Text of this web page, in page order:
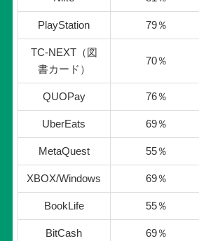
PlayStation 79％
TC-NEXT（図
書カード）
70％
QUOPay 76％
UberEats 69％
MetaQuest 55％
XBOX/Windows 69％
BookLife 55％
BitCash 69％